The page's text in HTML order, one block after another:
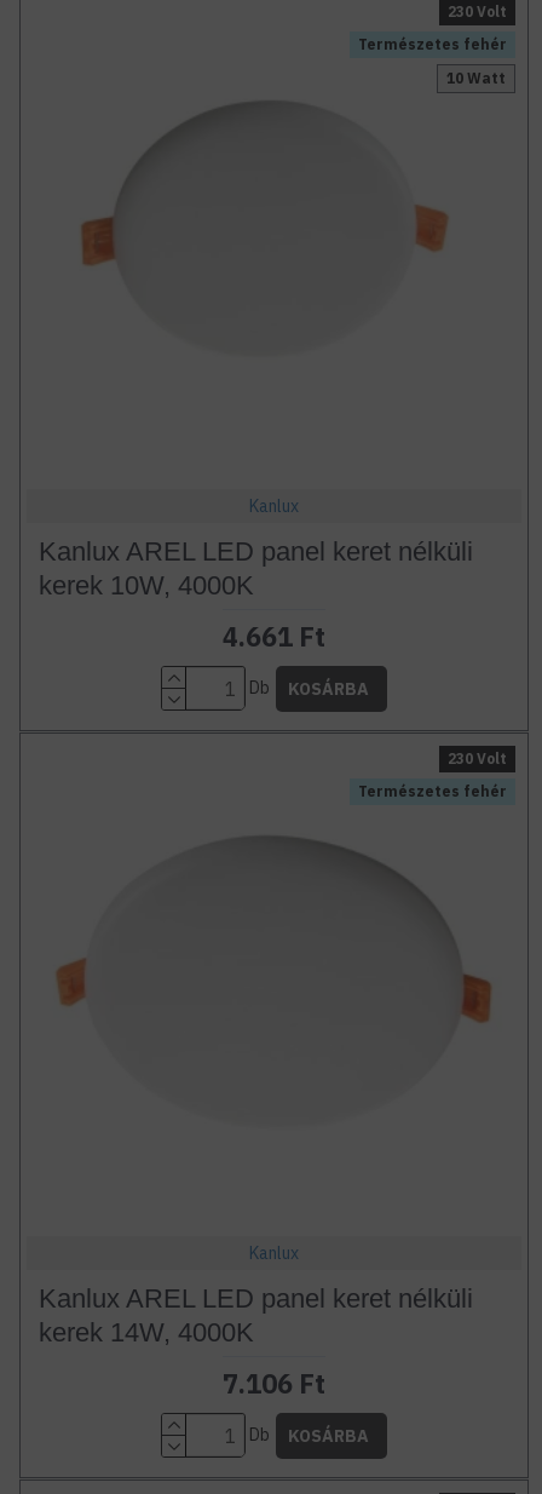
Természetes fehér
230 Volt
10 Watt
Kanlux
Kanlux AREL LED panel keret nélküli
kerek 10W, 4000K
4.661 Ft
Db KOSÁRBA
Természetes fehér
230 Volt
Kanlux
Kanlux AREL LED panel keret nélküli
kerek 14W, 4000K
7.106 Ft
Db KOSÁRBA